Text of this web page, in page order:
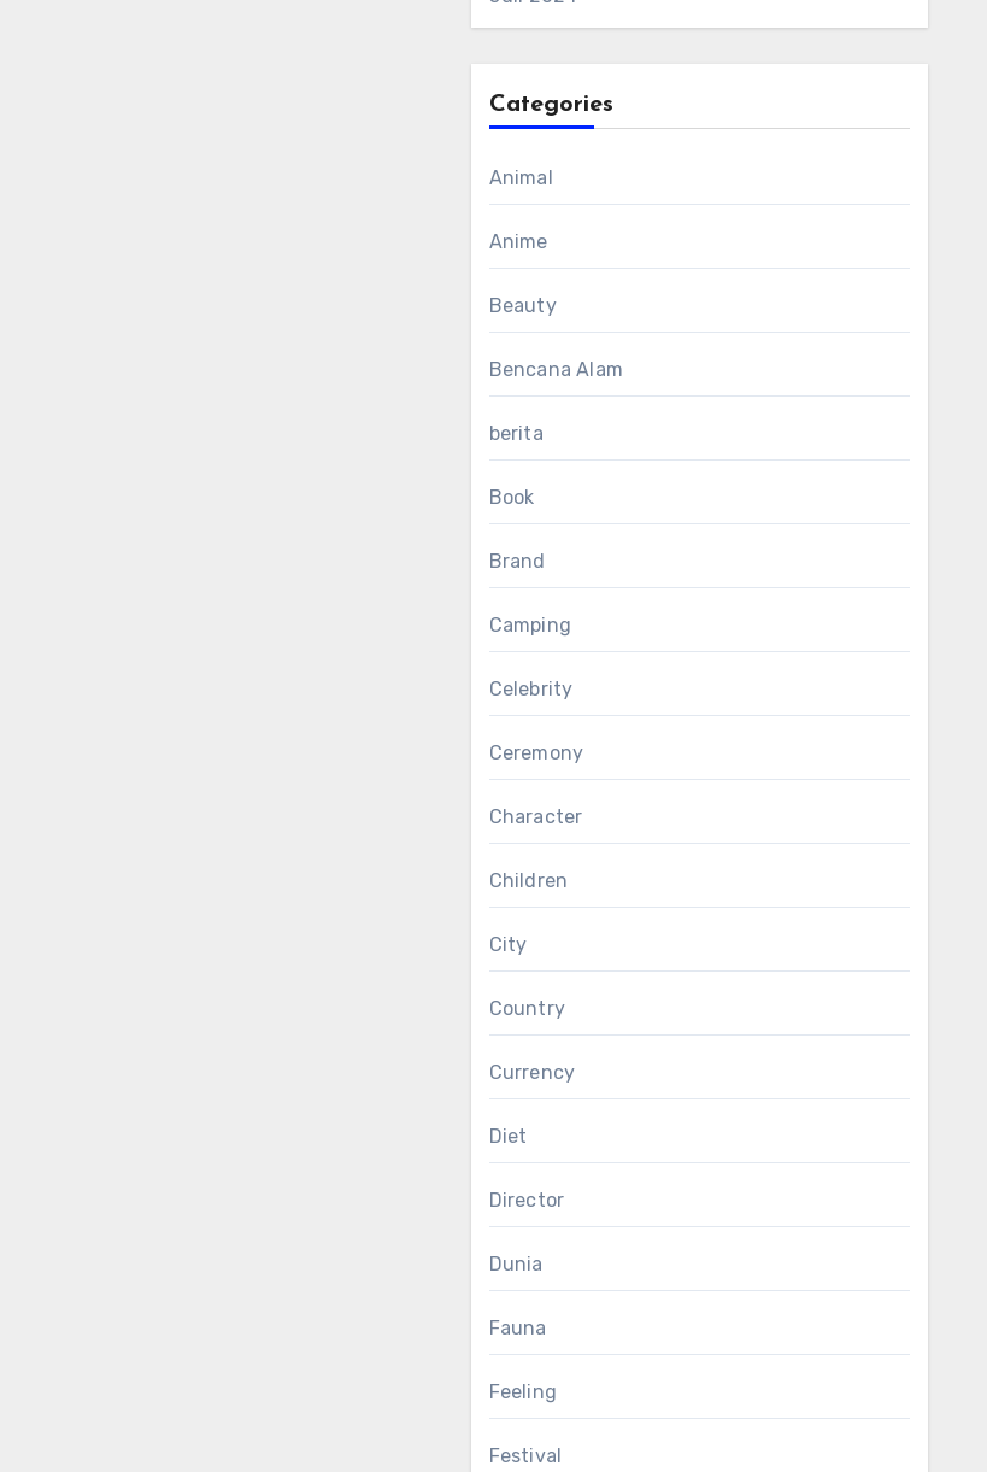
Categories
Animal
Anime
Beauty
Bencana Alam
berita
Book
Brand
Camping
Celebrity
Ceremony
Character
Children
City
Country
Currency
Diet
Director
Dunia
Fauna
Feeling
Festival